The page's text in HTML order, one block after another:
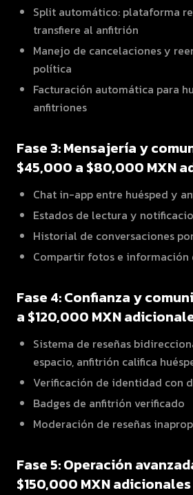
Split automático: plataforma
transfiere al anfitrión
Manejo de cancelaciones y
política
Facturación automática para
anfitriones
Fase 3: Mensajería y
$45,000 a $80,000 MXN
Chat in-app entre huésped y
Estados de lectura y
Historial de conversaciones
Compartir fotos e información
Fase 4: Confianza y
a $120,000 MXN
Sistema de reseñas
espacio, anfitrión califica
Verificación de identidad con
Badges de anfitrión verificado
Moderación de reseñas
Fase 5: Operación
$150,000 MXN adicionales